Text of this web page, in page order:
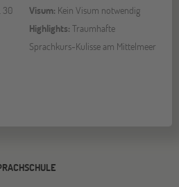
30
Visum: Kein Visum notwendig
Highlights: Traumhafte
Sprachkurs-Kulisse am Mittelmeer